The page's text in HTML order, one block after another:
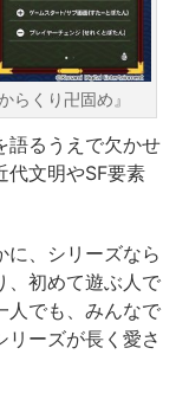
らくり卍固め』
語るうえで欠かせ
代文明やSF要素
に、シリーズなら
、初めて遊ぶ人で
人でも、みんなで
リーズが長く愛さ